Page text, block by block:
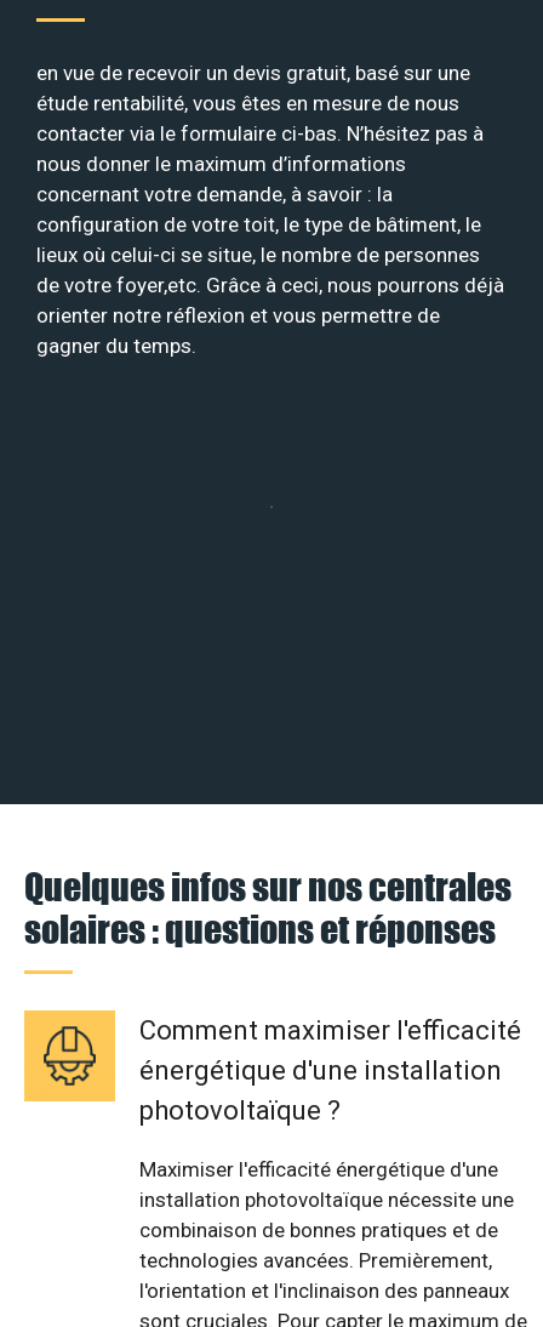
en vue de recevoir un devis gratuit, basé sur une
étude rentabilité, vous êtes en mesure de nous
contacter via le formulaire ci-bas. N’hésitez pas à
nous donner le maximum d’informations
concernant votre demande, à savoir : la
configuration de votre toit, le type de bâtiment, le
lieux où celui-ci se situe, le nombre de personnes
de votre foyer,etc. Grâce à ceci, nous pourrons déjà
orienter notre réflexion et vous permettre de
gagner du temps.
Quelques infos sur nos centrales
solaires : questions et réponses
Comment maximiser l'efficacité
énergétique d'une installation
photovoltaïque ?
Maximiser l'efficacité énergétique d'une
installation photovoltaïque nécessite une
combinaison de bonnes pratiques et de
technologies avancées. Premièrement,
l'orientation et l'inclinaison des panneaux
sont cruciales. Pour capter le maximum de